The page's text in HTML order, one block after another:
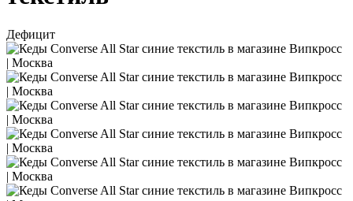
Дефицит